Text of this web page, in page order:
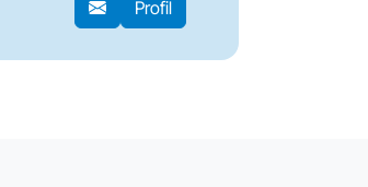
Profil